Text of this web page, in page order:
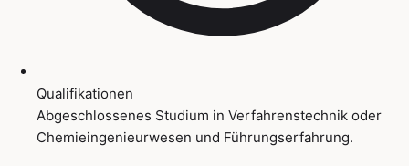
Qualifikationen
Abgeschlossenes Studium in Verfahrenstechnik oder
Chemieingenieurwesen und Führungserfahrung.